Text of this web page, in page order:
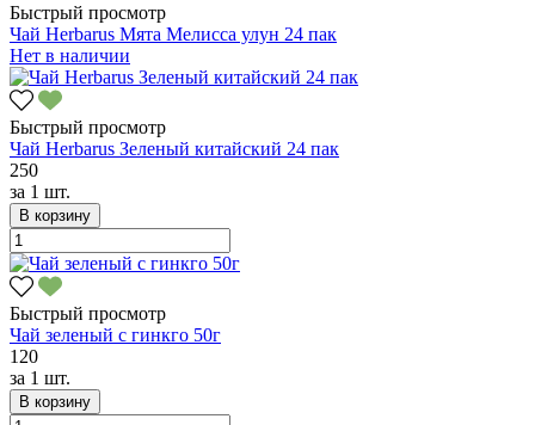
Быстрый просмотр
Чай Herbarus Мята Мелисса улун 24 пак
Нет в наличии
Быстрый просмотр
Чай Herbarus Зеленый китайский 24 пак
250
за 1 шт.
В корзину
Быстрый просмотр
Чай зеленый с гинкго 50г
120
за 1 шт.
В корзину